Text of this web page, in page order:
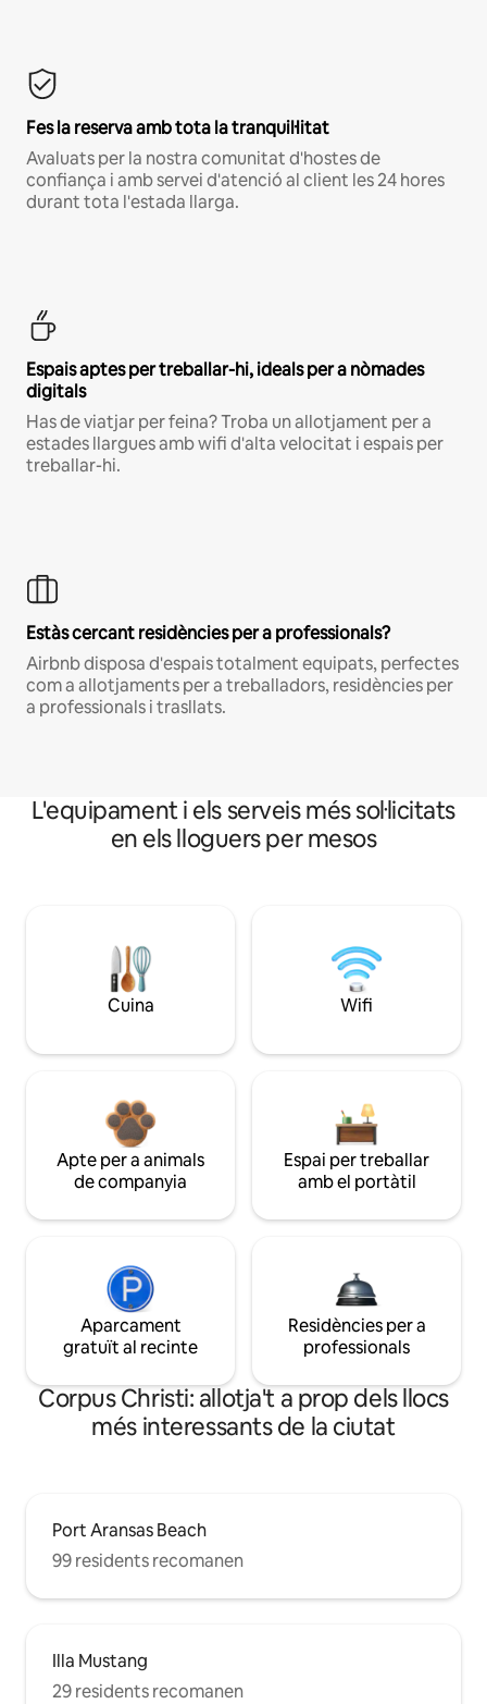
Fes la reserva amb tota la tranquil·litat
Avaluats per la nostra comunitat d'hostes de
confiança i amb servei d'atenció al client les 24 hores
durant tota l'estada llarga.
Espais aptes per treballar-hi, ideals per a nòmades
digitals
Has de viatjar per feina? Troba un allotjament per a
estades llargues amb wifi d'alta velocitat i espais per
treballar-hi.
Estàs cercant residències per a professionals?
Airbnb disposa d'espais totalment equipats, perfectes
com a allotjaments per a treballadors, residències per
a professionals i trasllats.
L'equipament i els serveis més sol·licitats
en els lloguers per mesos
Cuina Wifi
Apte per a animals
de companyia
Espai per treballar
amb el portàtil
Aparcament
gratuït al recinte
Residències per a
professionals
Corpus Christi: allotja't a prop dels llocs
més interessants de la ciutat
Port Aransas Beach
99 residents recomanen
Illa Mustang
29 residents recomanen